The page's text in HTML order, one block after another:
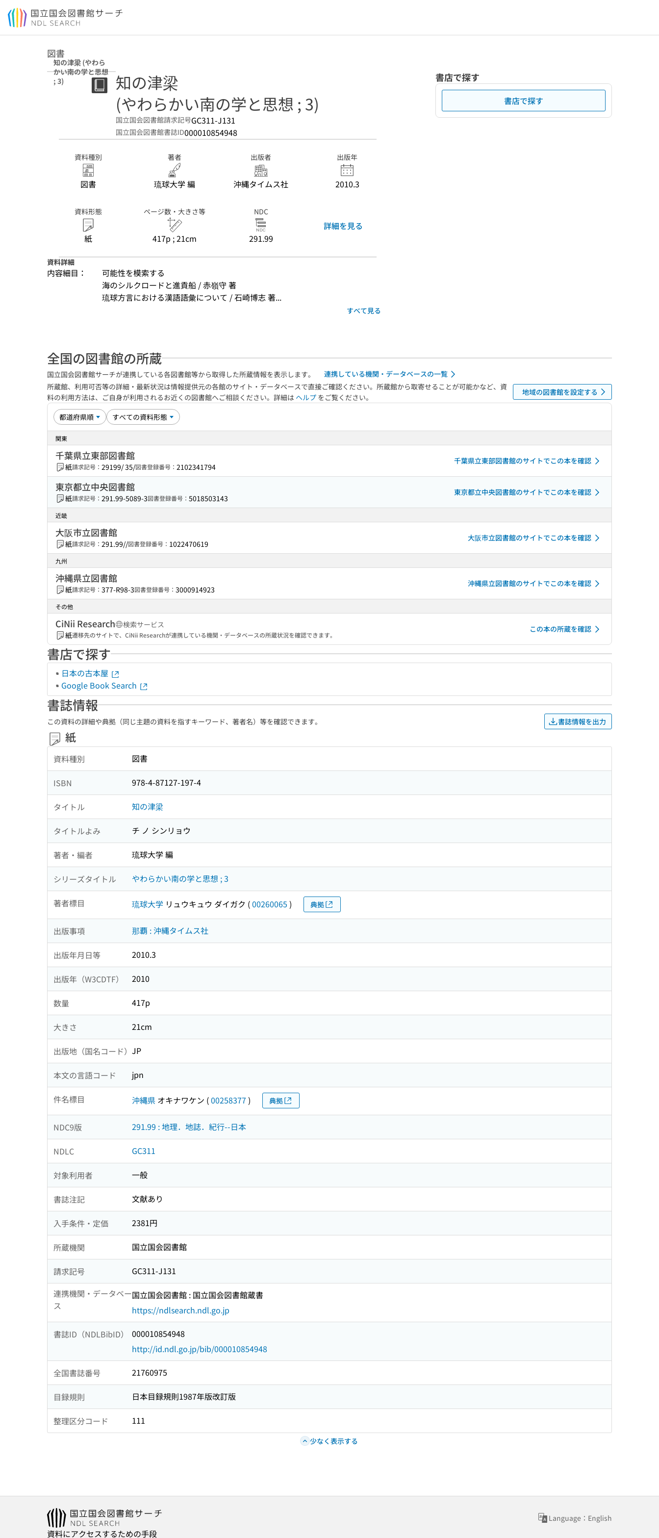
本文へ移動
図書
知の津梁 (やわら
かい南の学と思想
; 3)
知の津梁
(やわらかい南の学と思想 ; 3)
国立国会図書館請求記号GC311-J131
国立国会図書館書誌ID000010854948
資料種別
図書
著者
琉球大学 編
出版者
沖縄タイムス社
出版年
2010.3
資料形態
紙
ページ数・大きさ等
417p ; 21cm
NDC
291.99
詳細を見る
資料詳細
内容細目：
可能性を模索する
海のシルクロードと進貢船 / 赤嶺守 著
琉球方言における漢語語彙について / 石崎博志 著...
すべて見る
書店で探す
書店で探す
全国の図書館の所蔵
国立国会図書館サーチが連携している各図書館等から取得した所蔵情報を表示します。
連携している機関・データベースの一覧
所蔵館、利用可否等の詳細・最新状況は情報提供元の各館のサイト・データベースで直接ご確認ください。所蔵館から取寄せることが可能かなど、資
料の利用方法は、ご自身が利用されるお近くの図書館へご相談ください。詳細は ヘルプ をご覧ください。
地域の図書館を設定する
関東
千葉県立東部図書館
紙請求記号： 29199/ 35/図書登録番号： 2102341794
千葉県立東部図書館のサイトでこの本を確認
東京都立中央図書館
紙請求記号： 291.99-5089-3図書登録番号： 5018503143
東京都立中央図書館のサイトでこの本を確認
近畿
大阪市立図書館
紙請求記号： 291.99//図書登録番号： 1022470619
大阪市立図書館のサイトでこの本を確認
九州
沖縄県立図書館
紙請求記号： 377-R98-3図書登録番号： 3000914923
沖縄県立図書館のサイトでこの本を確認
その他
CiNii Research
検索サービス
紙遷移先のサイトで、CiNii Researchが連携している機関・データベースの所蔵状況を確認できます。
この本の所蔵を確認
書店で探す
日本の古本屋
Google Book Search
書誌情報
この資料の詳細や典拠（同じ主題の資料を指すキーワード、著者名）等を確認できます。 書誌情報を出力
紙
資料種別 図書
ISBN 978-4-87127-197-4
タイトル 知の津梁
タイトルよみ チ ノ シンリョウ
著者・編者 琉球大学 編
シリーズタイトル やわらかい南の学と思想 ; 3
著者標目 琉球大学 リュウキュウ ダイガク (00260065 ) 典拠
出版事項 那覇 : 沖縄タイムス社
出版年月日等 2010.3
出版年（W3CDTF） 2010
数量 417p
大きさ 21cm
出版地（国名コード） JP
本文の言語コード jpn
件名標目 沖縄県 オキナワケン (00258377 ) 典拠
NDC9版 291.99 : 地理．地誌．紀行--日本
NDLC GC311
対象利用者 一般
書誌注記 文献あり
入手条件・定価 2381円
所蔵機関 国立国会図書館
請求記号
GC311-J131
連携機関・データベー
ス
国立国会図書館 : 国立国会図書館蔵書
https://ndlsearch.ndl.go.jp
書誌ID（NDLBibID）
000010854948
http://id.ndl.go.jp/bib/000010854948
全国書誌番号 21760975
目録規則 日本目録規則1987年版改訂版
整理区分コード 111
少なく表示する
Language：English
資料にアクセスするための手段